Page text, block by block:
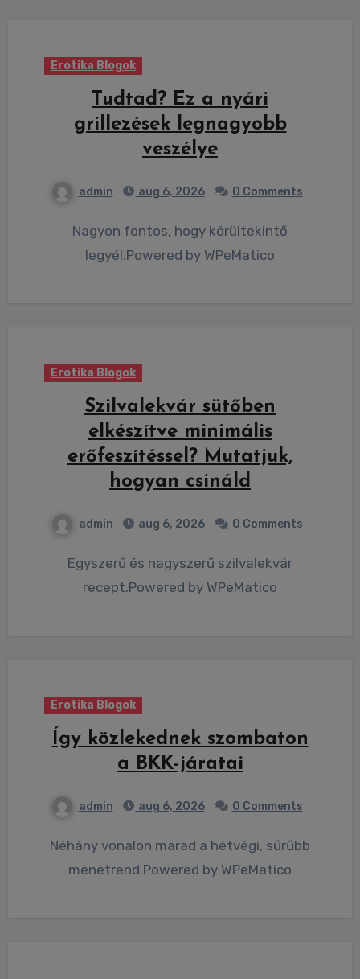
Erotika Blogok
Tudtad? Ez a nyári
grillezések legnagyobb
veszélye
admin aug 6, 2026 0 Comments
Nagyon fontos, hogy körültekintő
legyél.Powered by WPeMatico
Erotika Blogok
Szilvalekvár sütőben
elkészítve minimális
erőfeszítéssel? Mutatjuk,
hogyan csináld
admin aug 6, 2026 0 Comments
Egyszerű és nagyszerű szilvalekvár
recept.Powered by WPeMatico
Erotika Blogok
Így közlekednek szombaton
a BKK-járatai
admin aug 6, 2026 0 Comments
Néhány vonalon marad a hétvégi, sűrűbb
menetrend.Powered by WPeMatico